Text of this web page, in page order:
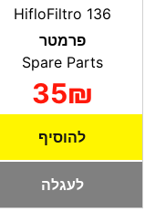
HifloFiltro 136
פרמטר
Spare Parts
35₪
להוסיף
לעגלה